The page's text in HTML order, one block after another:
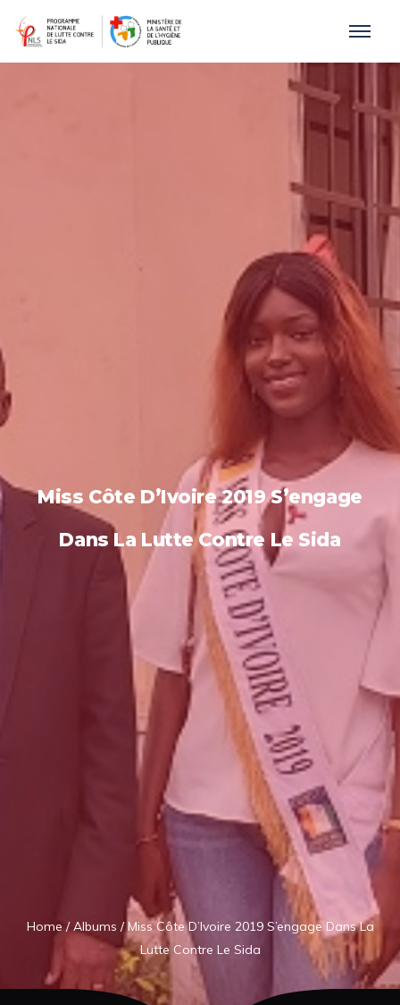
Home / Albums /Miss Côte D’Ivoire 2019 S’engage Dans La
Lutte Contre Le Sida
Miss Côte D’Ivoire 2019 S’engage
Dans La Lutte Contre Le Sida